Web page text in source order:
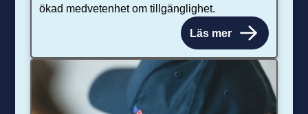
ökad medvetenhet om tillgänglighet.
Läs mer